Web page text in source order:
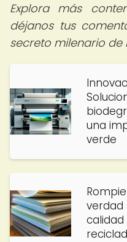
Explora más
déjanos tus
secreto milenario de
una
verde
verdad